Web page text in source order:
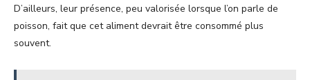
D’ailleurs, leur présence, peu valorisée lorsque l’on parle de
poisson, fait que cet aliment devrait être consommé plus
souvent.